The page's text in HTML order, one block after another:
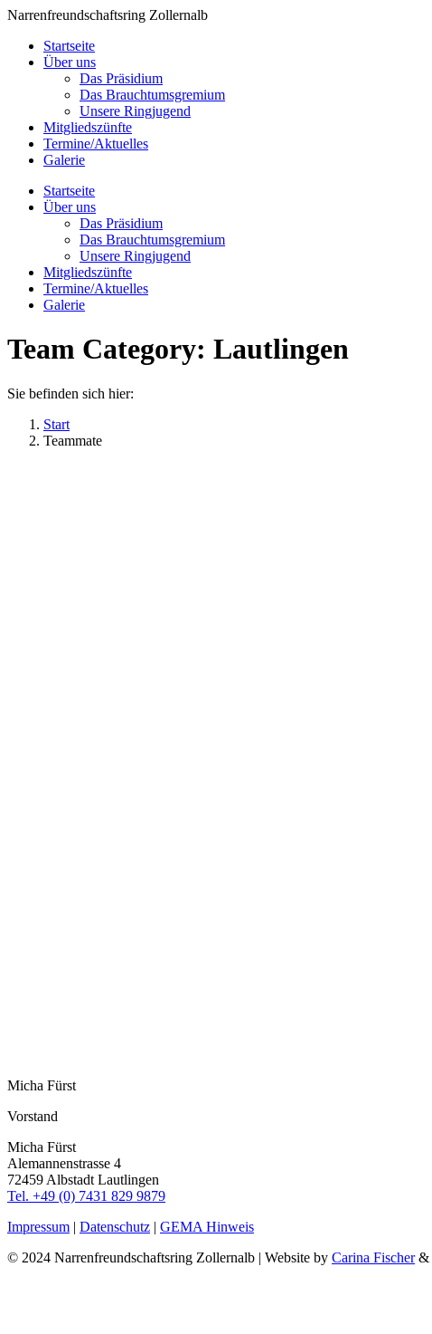
Zum
springen
Narrenfreundschaftsring Zollernalb
Startseite
Über uns
Das Präsidium
Das Brauchtumsgremium
Unsere Ringjugend
Mitgliedszünfte
Termine/Aktuelles
Galerie
Startseite
Über uns
Das Präsidium
Das Brauchtumsgremium
Unsere Ringjugend
Mitgliedszünfte
Termine/Aktuelles
Galerie
Team Category: Lautlingen
Sie befinden sich hier:
Start
Teammate
Micha Fürst
Vorstand
Micha Fürst
Alemannenstrasse 4
72459 Albstadt Lautlingen
Tel. +49 (0) 7431 829 9879
Persönlicher
/
E-
Facebook
Impressum | Datenschutz | GEMA Hinweis
© 2024 Narrenfreundschaftsring Zollernalb | Website by Carina Fischer&